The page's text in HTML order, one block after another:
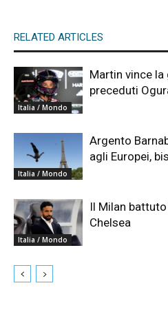
RELATED ARTICLES
Italia / Mondo
Martin vince la
preceduti
Italia / Mondo
Argento
agli Europei,
Italia / Mondo
Il Milan
Chelsea